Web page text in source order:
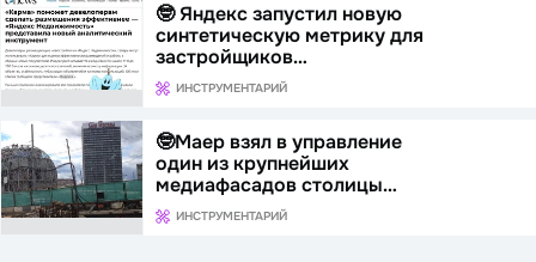
🤓 Яндекс запустил новую
синтетическую метрику для
застройщиков…
ИНСТРУМЕНТАРИЙ
🤓Маер взял в управление
один из крупнейших
медиафасадов столицы…
ИНСТРУМЕНТАРИЙ